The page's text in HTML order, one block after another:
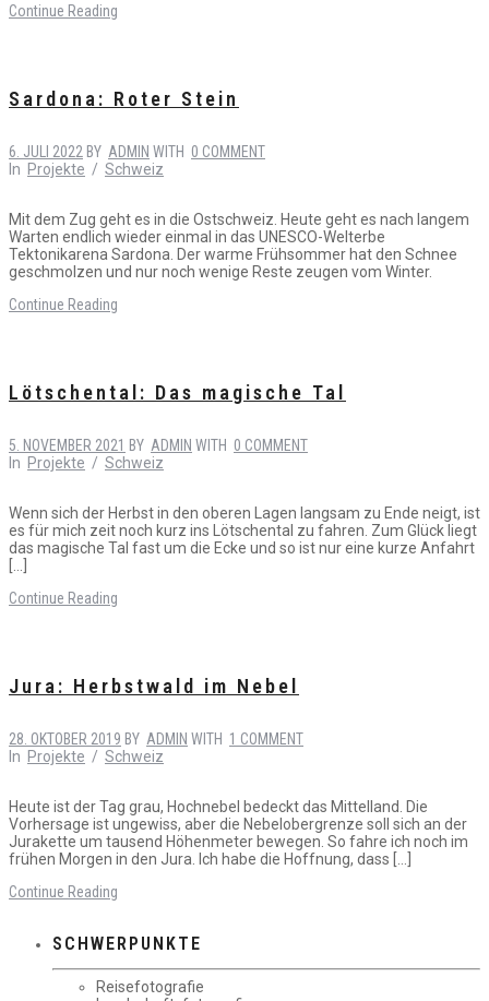
Continue Reading
Sardona: Roter Stein
6. JULI 2022 BY ADMIN WITH 0 COMMENT
In Projekte / Schweiz
Mit dem Zug geht es in die Ostschweiz. Heute geht es nach langem
Warten endlich wieder einmal in das UNESCO-Welterbe
Tektonikarena Sardona. Der warme Frühsommer hat den Schnee
geschmolzen und nur noch wenige Reste zeugen vom Winter.
Continue Reading
Lötschental: Das magische Tal
5. NOVEMBER 2021 BY ADMIN WITH 0 COMMENT
In Projekte / Schweiz
Wenn sich der Herbst in den oberen Lagen langsam zu Ende neigt, ist
es für mich zeit noch kurz ins Lötschental zu fahren. Zum Glück liegt
das magische Tal fast um die Ecke und so ist nur eine kurze Anfahrt
Continue Reading
Jura: Herbstwald im Nebel
28. OKTOBER 2019 BY ADMIN WITH 1 COMMENT
In Projekte / Schweiz
Heute ist der Tag grau, Hochnebel bedeckt das Mittelland. Die
Vorhersage ist ungewiss, aber die Nebelobergrenze soll sich an der
Jurakette um tausend Höhenmeter bewegen. So fahre ich noch im
frühen Morgen in den Jura. Ich habe die Hoffnung, dass […]
Continue Reading
SCHWERPUNKTE
Reisefotografie